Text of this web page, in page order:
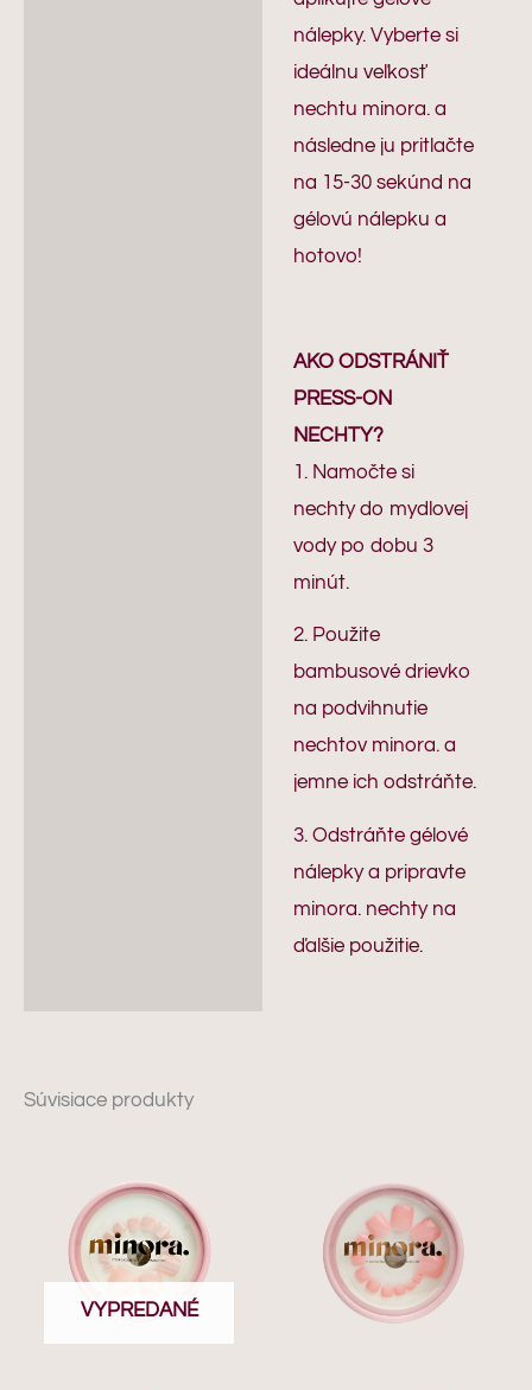
nálepky. Vyberte si
ideálnu veľkosť
nechtu minora. a
následne ju pritlačte
na 15-30 sekúnd na
gélovú nálepku a
hotovo!
AKO ODSTRÁNIŤ
PRESS-ON
NECHTY?
1. Namočte si
nechty do mydlovej
vody po dobu 3
minút.
2. Použite
bambusové drievko
na podvihnutie
nechtov minora. a
jemne ich odstráňte.
3. Odstráňte gélové
nálepky a pripravte
minora. nechty na
ďalšie použitie.
Súvisiace produkty
VYPREDANÉ